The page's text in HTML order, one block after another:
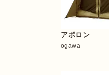
アポロン
ogawa